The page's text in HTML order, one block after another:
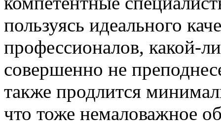
пользуясь идеального
профессионалов, какой-
совершенно не
также продлится
что тоже немаловажное